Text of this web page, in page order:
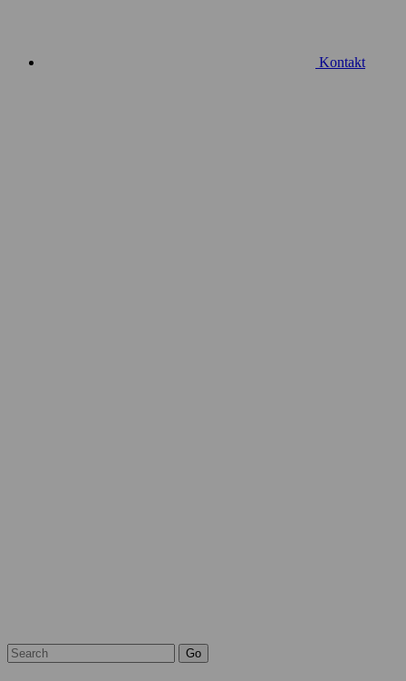
Kontakt